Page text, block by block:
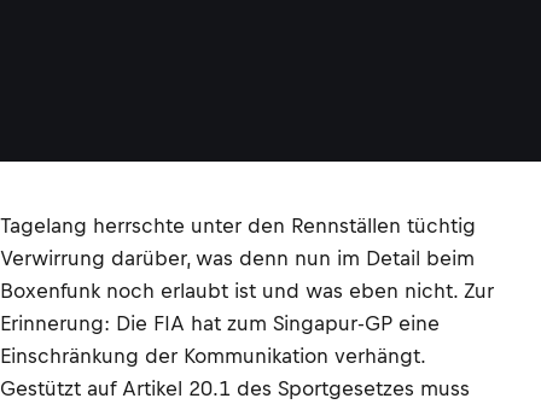
Tagelang herrschte unter den Rennställen tüchtig
Verwirrung darüber, was denn nun im Detail beim
Boxenfunk noch erlaubt ist und was eben nicht. Zur
Erinnerung: Die FIA hat zum Singapur-GP eine
Einschränkung der Kommunikation verhängt.
Gestützt auf Artikel 20.1 des Sportgesetzes muss